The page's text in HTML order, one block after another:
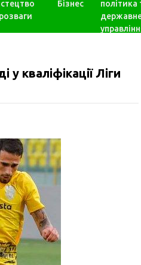
Бізнес
політика
кваліфікації Ліги